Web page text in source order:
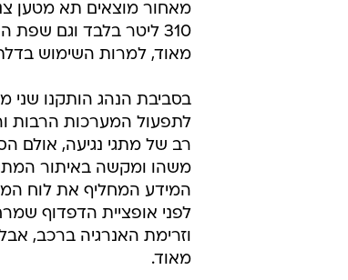
מאחור מוצאים תא מטען
310 ליטר בלבד וגם
מאוד, למרות השימוש
בסביבת הנהג הותקנו שני
לתפעול המערכות הרבות
רב של מתגי נגיעה, אולם
משהו ומקשה באיתור
המידע המחליף את לוח
לפני אופציית הדפדוף
וזרימת האנרגיה ברכב,
מאוד.